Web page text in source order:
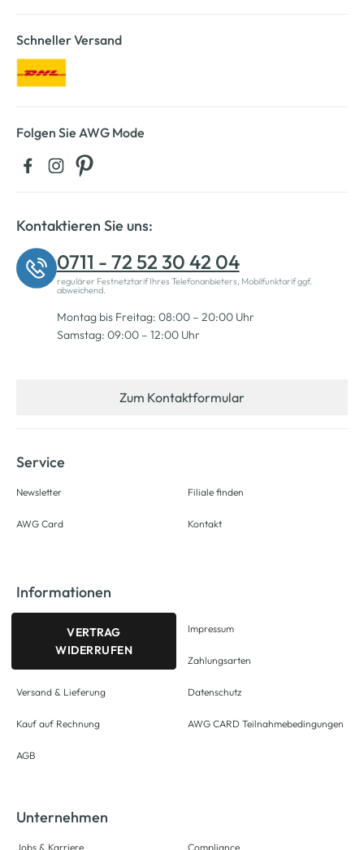
Schneller Versand
Folgen Sie AWG Mode
Kontaktieren Sie uns:
0711 - 72 52 30 42 04
regulärer Festnetztarif Ihres Telefonanbieters, Mobilfunktarif ggf.
abweichend.
Montag bis Freitag: 08:00 – 20:00 Uhr
Samstag: 09:00 – 12:00 Uhr
Zum Kontaktformular
Service
Newsletter
AWG Card
Filiale finden
Kontakt
Informationen
VERTRAG
WIDERRUFEN
Versand & Lieferung
Kauf auf Rechnung
AGB
Impressum
Zahlungsarten
Datenschutz
AWG CARD Teilnahmebedingungen
Unternehmen
Jobs & Karriere Compliance